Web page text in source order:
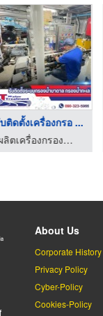
ติดตั้งเครื่องกรอ ...
ผู้ผลิตเครื่องกรองน้ำบาดาล
About Us
Corporate History
Privacy Policy
Cyber-Policy
Cookies-Policy